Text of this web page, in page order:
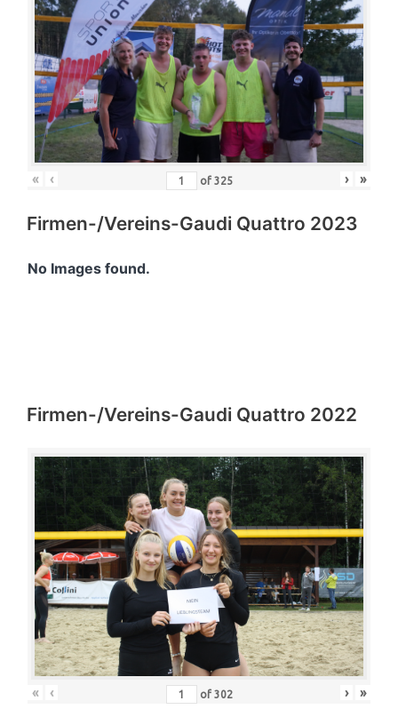
« ‹ of 325 › »
Firmen-/Vereins-Gaudi Quattro 2023
No Images found.
Firmen-/Vereins-Gaudi Quattro 2022
« ‹ of 302 › »